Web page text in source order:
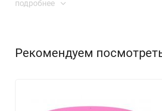
Успевать все - легко и приятно
подробнее
Рекомендуем